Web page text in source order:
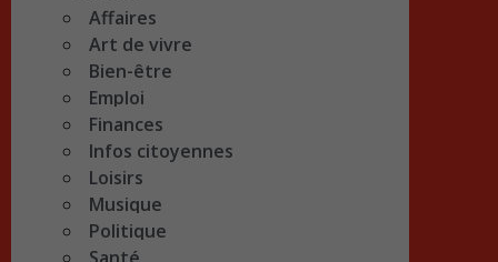
Affaires
Art de vivre
Bien-être
Emploi
Finances
Infos citoyennes
Loisirs
Musique
Politique